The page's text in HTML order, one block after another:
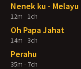
Nenek ku - Melayu
12m - 1ch
Oh Papa Jahat
14m - 3ch
Perahu
35m - 7ch